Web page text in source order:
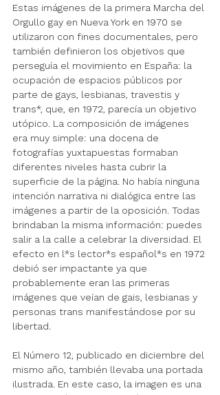
Estas imágenes de la primera Marcha del
Orgullo gay en Nueva York en 1970 se
utilizaron con fines documentales, pero
también definieron los objetivos que
perseguía el movimiento en España: la
ocupación de espacios públicos por
parte de gays, lesbianas, travestis y
trans*, que, en 1972, parecía un objetivo
utópico. La composición de imágenes
era muy simple: una docena de
fotografías yuxtapuestas formaban
diferentes niveles hasta cubrir la
superficie de la página. No había ninguna
intención narrativa ni dialógica entre las
imágenes a partir de la oposición. Todas
brindaban la misma información: puedes
salir a la calle a celebrar la diversidad. El
efecto en l*s lector*s español*s en 1972
debió ser impactante ya que
probablemente eran las primeras
imágenes que veían de gais, lesbianas y
personas trans manifestándose por su
libertad.
El Número 12, publicado en diciembre del
mismo año, también llevaba una portada
ilustrada. En este caso, la imagen es una